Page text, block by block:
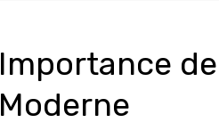
Importance
Moderne